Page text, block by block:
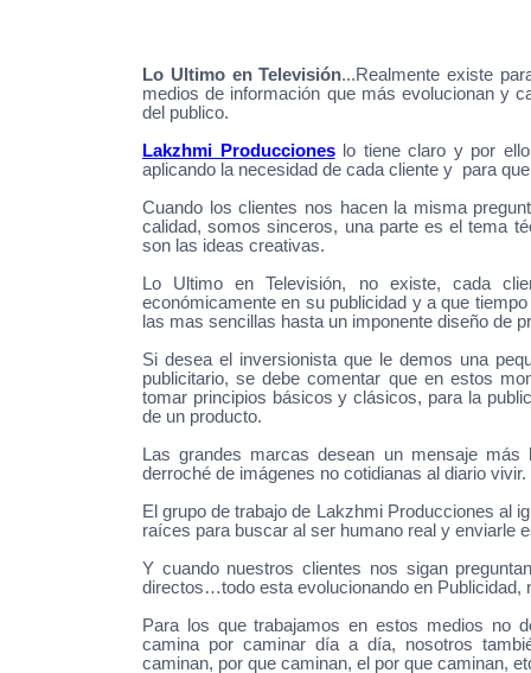
Lo Ultimo en Televisión...Realmente existe
medios de información que más evolucionan y
del publico.
Lakzhmi Produccioneslo tiene claro y por ello
aplicando la necesidad de cada cliente y para
Cuando los clientes nos hacen la misma
calidad, somos sinceros, una parte es el tema
son las ideas creativas.
Lo Ultimo en Televisión, no existe, cada
económicamente en su publicidad y a que
las mas sencillas hasta un imponente diseño de
Si desea el inversionista que le demos una
publicitario, se debe comentar que en estos
tomar principios básicos y clásicos, para la
de un producto.
Las grandes marcas desean un mensaje
derroché de imágenes no cotidianas al diario vivir.
El grupo de trabajo de Lakzhmi Producciones al
raíces para buscar al ser humano real y enviarle
Y cuando nuestros clientes nos sigan
directos…todo esta evolucionando en Publicidad,
Para los que trabajamos en estos medios no
camina por caminar día a día, nosotros
caminan, por que caminan, el por que caminan,